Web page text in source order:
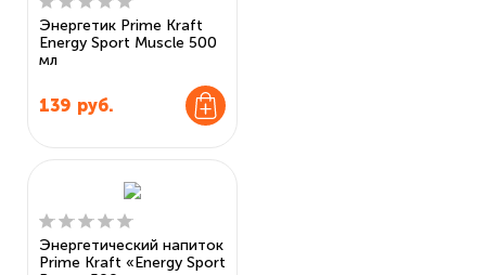
Энергетик Prime Kraft
Energy Sport Muscle 500
мл
139 руб.
Энергетический напиток
Prime Kraft «Energy Sport